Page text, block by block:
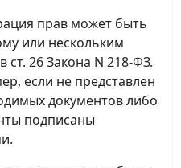
прав может быть
или нескольким
26 Закона N 218-ФЗ.
если не представлен
документов либо
подписаны